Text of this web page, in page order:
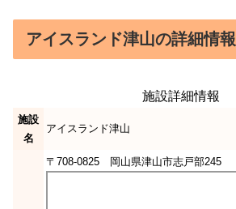
アイスランド津山の詳細情報
施設詳細情報
施設
名
アイスランド津山
〒708-0825 岡山県津山市志戸部245